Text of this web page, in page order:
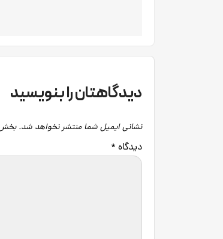
دیدگاهتان را بنویسید
نشانی ایمیل شما منتشر نخواهد شد.
دیدگاه *